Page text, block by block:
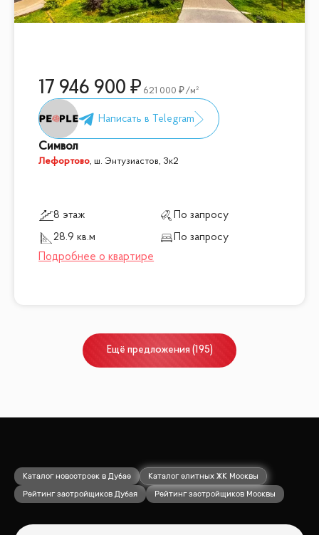
17 946 900 621 000 /м²
Символ
Лефортово,ш. Энтузиастов, 3к2
8 этаж
По запросу
28.9 кв.м
По запросу
Ещё предложения (195)
Каталог новостроек в Дубае
Каталог элитных ЖК Москвы
Рейтинг застройщиков Дубая
Рейтинг застройщиков Москвы